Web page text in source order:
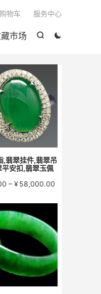


市场
购物车 服务中心
,翡翠挂件,翡翠吊
平安扣,翡翠玉佩
– ¥58,000.00
范
至
¥58,000.00